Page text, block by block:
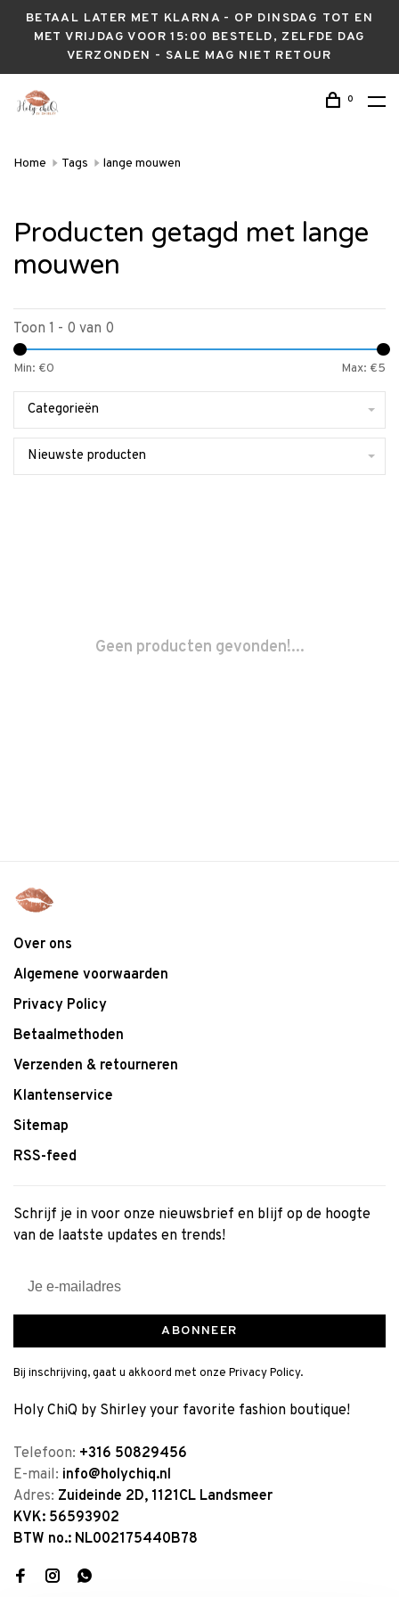
BETAAL LATER MET KLARNA - OP DINSDAG TOT EN
MET VRIJDAG VOOR 15:00 BESTELD, ZELFDE DAG
VERZONDEN - SALE MAG NIET RETOUR
0
Home Tags lange mouwen
Producten getagd met lange
mouwen
Toon 1 - 0 van 0
Min: €0 Max: €5
Categorieën
Nieuwste producten
Geen producten gevonden!...
Over ons
Algemene voorwaarden
Privacy Policy
Betaalmethoden
Verzenden & retourneren
Klantenservice
Sitemap
RSS-feed
Schrijf je in voor onze nieuwsbrief en blijf op de hoogte
van de laatste updates en trends!
ABONNEER
Bij inschrijving, gaat u akkoord met onze Privacy Policy.
Holy ChiQ by Shirley your favorite fashion boutique!
Telefoon: +316 50829456
E-mail: info@holychiq.nl
Adres: Zuideinde 2D, 1121CL Landsmeer
KVK: 56593902
BTW no.: NL002175440B78